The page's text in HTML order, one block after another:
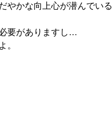
やかな向上心が潜んでいる
要がありますし…
。